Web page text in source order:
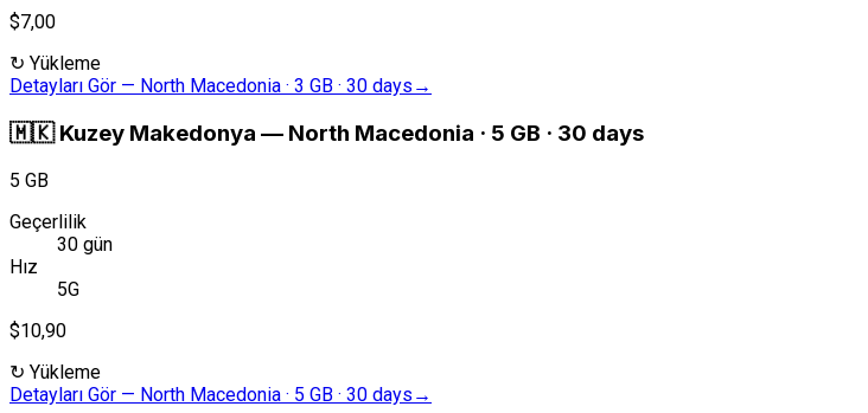
$7,00
↻ Yükleme
Detayları Gör — North Macedonia · 3 GB · 30 days →
🇲🇰 Kuzey Makedonya — North Macedonia · 5 GB · 30 days
5 GB
Geçerlilik
30 gün
Hız
5G
$10,90
↻ Yükleme
Detayları Gör — North Macedonia · 5 GB · 30 days →